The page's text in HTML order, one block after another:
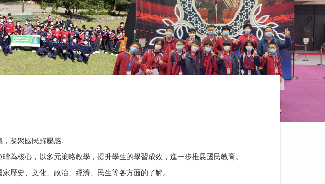
凝聚國民歸屬感。
為核心，以多元策略教學，提升學生的學習成效，進一步推展國民教育。
歷史、文化、政治、經濟、民生等各方面的了解。